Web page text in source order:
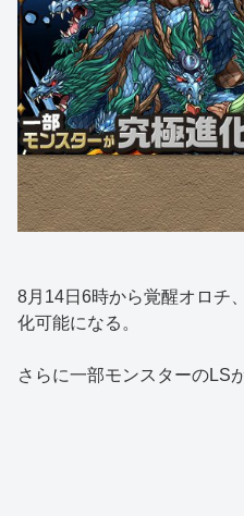
8月14日6時から覚醒オロチ
化可能になる。
さらに一部モンスターのLS